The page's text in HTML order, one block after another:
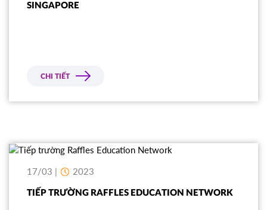
SINGAPORE
CHI TIẾT
17/03 | 2023
TIẾP TRƯỜNG RAFFLES EDUCATION NETWORK